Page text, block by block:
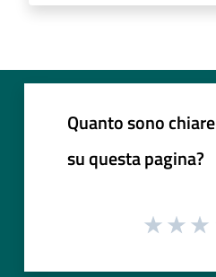
Quanto sono
su questa pagina?